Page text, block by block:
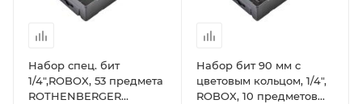
Набор спец. бит
1/4",ROBOX, 53 предмета
ROTHENBERGER
Набор бит 90 мм с
цветовым кольцом, 1/4",
ROBOX, 10 предметов